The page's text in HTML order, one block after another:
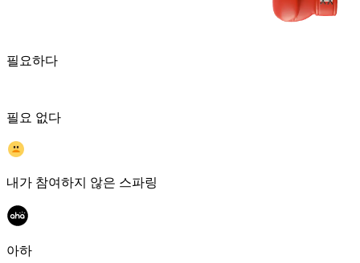
필요하다
필요 없다
내가 참여하지 않은 스파링
아하